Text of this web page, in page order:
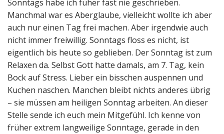
Sonntags habe ich füher fast nie geschrieben.
Manchmal war es Aberglaube, vielleicht wollte ich aber
auch nur einen Tag frei machen. Aber irgendwie auch
nicht immer freiwillig. Sonntags floss es nicht, ist
eigentlich bis heute so geblieben. Der Sonntag ist zum
Relaxen da. Selbst Gott hatte damals, am 7. Tag, kein
Bock auf Stress. Lieber ein bisschen auspennen und
Kuchen naschen. Manchen bleibt nichts anderes übrig
– sie müssen am heiligen Sonntag arbeiten. An dieser
Stelle sende ich euch mein Mitgefühl. Ich kenne von
früher extrem langweilige Sonntage, gerade in den